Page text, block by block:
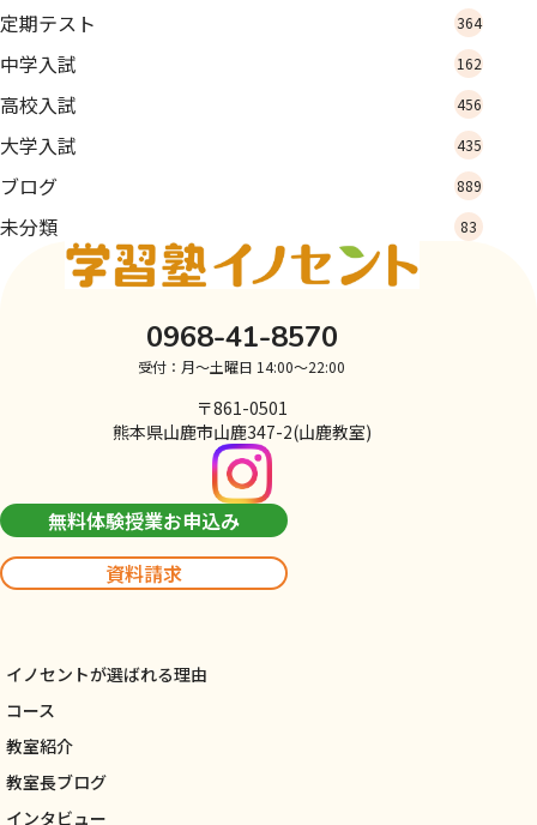
定期テスト 364
中学入試 162
高校入試 456
大学入試 435
ブログ 889
未分類 83
0968-41-8570
受付：月～土曜日 14:00～22:00
〒861-0501
熊本県山鹿市山鹿347-2(山鹿教室)
無料体験授業お申込み
資料請求
イノセントが選ばれる理由
コース
教室紹介
教室長ブログ
インタビュー